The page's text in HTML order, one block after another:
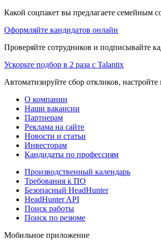
Какой соцпакет вы предлагаете семейным
Оформляйте кандидатов онлайн
Проверяйте сотрудников и подписывайте
Ускорьте подбор в 2 раза с Talantix
Автоматизируйте сбор откликов,
О компании
Наши вакансии
Партнерам
Реклама на сайте
Новости и статьи
Инвесторам
Кандидаты по профессиям
Производственный календарь
Требования к ПО
Безопасный HeadHunter
HeadHunter API
Поиск работы
Поиск по резюме
Мобильное приложение